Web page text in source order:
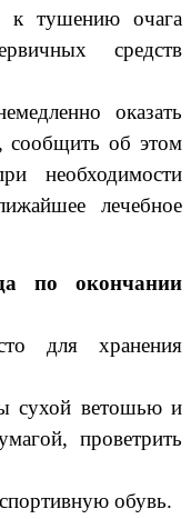
к тушению очага
средств
оказать
сообщить об этом
необходимости
лечебное
по окончании
для хранения
сухой ветошью и
проветрить
обувь.